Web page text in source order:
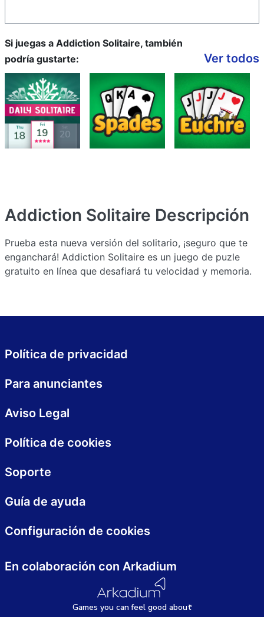
Si juegas a Addiction Solitaire, también
podría gustarte:
Ver todos
Addiction Solitaire Descripción
Prueba esta nueva versión del solitario, ¡seguro que te
enganchará! Addiction Solitaire es un juego de puzle
gratuito en línea que desafiará tu velocidad y memoria.
En colaboración con Arkadium
Games you canfeel good about
Política de privacidad
Aviso Legal
Soporte
Para anunciantes
Política de cookies
Guía de ayuda
Configuración de cookies